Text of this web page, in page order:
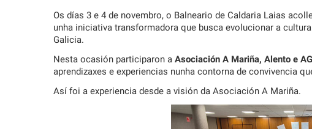
Os días 3 e 4 de novembro, o Balneario de Caldaria Laias
unha iniciativa transformadora que busca evolucionar a
Galicia.
Nesta ocasión participaron a Asociación A Mariña, Alento e
aprendizaxes e experiencias nunha contorna de convivencia
Así foi a experiencia desde a visión da Asociación A Mariña.